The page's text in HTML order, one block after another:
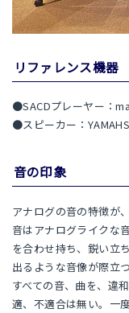
リファレンス機器
●SACDプレーヤー：
●スピーカー：
音の印象
アナログの音の特徴が
音はアナログライクな
を合わせ持ち、鋭い立
出るような音像が際立
すべての音、曲を、違
適、不適合は無い。一